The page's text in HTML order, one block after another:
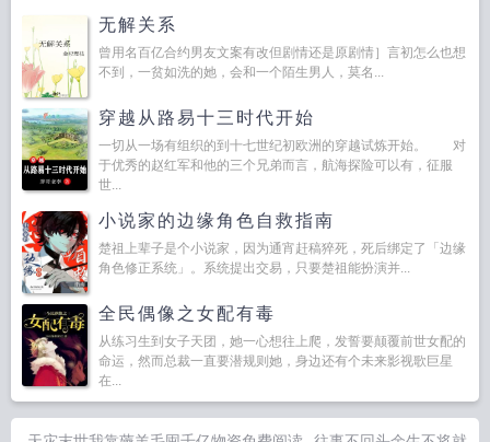
无解关系
曾用名百亿合约男友文案有改但剧情还是原剧情］言初怎么也想
不到，一贫如洗的她，会和一个陌生男人，莫名...
穿越从路易十三时代开始
一切从一场有组织的到十七世纪初欧洲的穿越试炼开始。 对
于优秀的赵红军和他的三个兄弟而言，航海探险可以有，征服
世...
小说家的边缘角色自救指南
楚祖上辈子是个小说家，因为通宵赶稿猝死，死后绑定了「边缘
角色修正系统」。系统提出交易，只要楚祖能扮演并...
全民偶像之女配有毒
从练习生到女子天团，她一心想往上爬，发誓要颠覆前世女配的
命运，然而总裁一直要潜规则她，身边还有个未来影视歌巨星
在...